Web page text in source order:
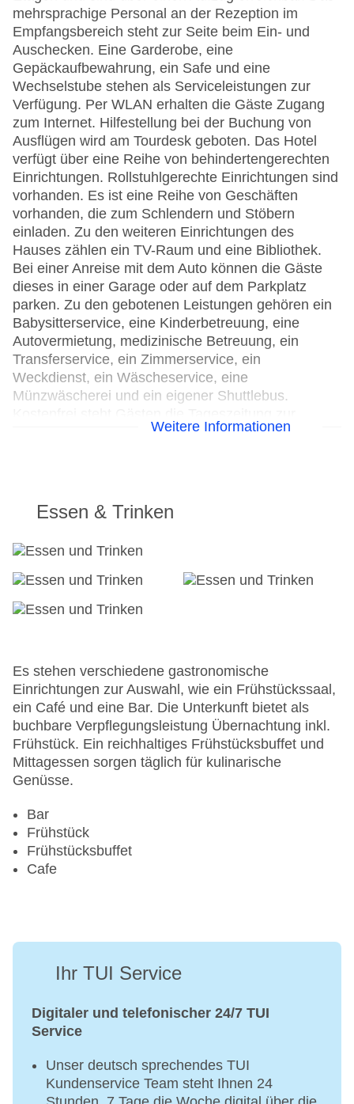
mehrsprachige Personal an der Rezeption im
Empfangsbereich steht zur Seite beim Ein- und
Auschecken. Eine Garderobe, eine
Gepäckaufbewahrung, ein Safe und eine
Wechselstube stehen als Serviceleistungen zur
Verfügung. Per WLAN erhalten die Gäste Zugang
zum Internet. Hilfestellung bei der Buchung von
Ausflügen wird am Tourdesk geboten. Das Hotel
verfügt über eine Reihe von behindertengerechten
Einrichtungen. Rollstuhlgerechte Einrichtungen sind
vorhanden. Es ist eine Reihe von Geschäften
vorhanden, die zum Schlendern und Stöbern
einladen. Zu den weiteren Einrichtungen des
Hauses zählen ein TV-Raum und eine Bibliothek.
Bei einer Anreise mit dem Auto können die Gäste
dieses in einer Garage oder auf dem Parkplatz
parken. Zu den gebotenen Leistungen gehören ein
Babysitterservice, eine Kinderbetreuung, eine
Autovermietung, medizinische Betreuung, ein
Transferservice, ein Zimmerservice, ein
Weckdienst, ein Wäscheservice, eine
Münzwäscherei und ein eigener Shuttlebus.
Verfügung. Bei Geschäftlichem hilft das Business-
Parkplatz
Check-in von: 14:00:00
Konferenzraum
Garage
Hotelsafe
Lift
Anzahl der Konferenzräume: 1
Anzahl der Aufzüge: 1
Haustiere
Zimmerservice
Sonnenterrasse: ohne Gebühr
Gesamtanzahl der Stockwerke: 6
Zahlungsarten: American Express, Diners Club,
Mastercard, Visa
Landeskategorie: 4 Sterne
Weitere Informationen
Essen & Trinken
Es stehen verschiedene gastronomische
Einrichtungen zur Auswahl, wie ein Frühstückssaal,
ein Café und eine Bar. Die Unterkunft bietet als
buchbare Verpflegungsleistung Übernachtung inkl.
Frühstück. Ein reichhaltiges Frühstücksbuffet und
Mittagessen sorgen täglich für kulinarische
Genüsse.
Bar
Frühstück
Frühstücksbuffet
Cafe
Ihr TUI Service
Digitaler und telefonischer 24/7 TUI
Service
Unser deutsch sprechendes TUI
Kundenservice Team steht Ihnen 24